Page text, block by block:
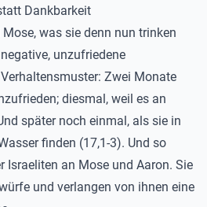
Dankbarkeit
was sie denn nun trinken
unzufriedene
Zwei Monate
diesmal, weil es an
später noch einmal, als sie in
finden (17,1-3). Und so
Israeliten an Mose und Aaron. Sie
und verlangen von ihnen eine